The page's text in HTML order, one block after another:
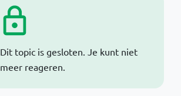
Dit topic is gesloten. Je kunt niet
meer reageren.